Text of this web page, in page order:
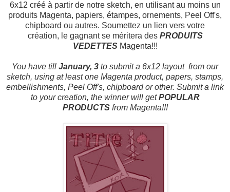
6x12 créé à partir de notre sketch, en utilisant au moins un
produits Magenta, papiers, étampes, ornements, Peel Off's,
chipboard ou autres. Soumettez un lien vers votre
création, le gagnant se méritera des PRODUITS
VEDETTESMagenta!!!
You have till January, 3 to submit a 6x12 layout from our
sketch, using at least one Magenta product, papers, stamps,
embellishments, Peel Off's, chipboard or other. Submit a link
to your creation, the winner will getPOPULAR
PRODUCTSfrom Magenta!!!